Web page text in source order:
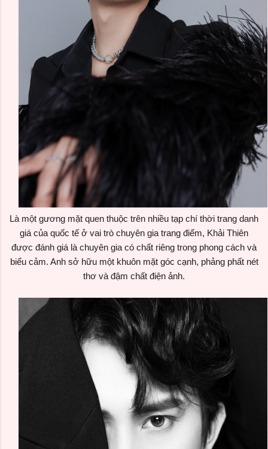
Là một gương mặt quen thuộc trên nhiều tạp chí thời trang danh
giá của quốc tế ở vai trò chuyên gia trang điểm, Khải Thiên
được đánh giá là chuyên gia có chất riêng trong phong cách và
biểu cảm. Anh sở hữu một khuôn mặt góc cạnh, phảng phất nét
thơ và đậm chất điện ảnh.